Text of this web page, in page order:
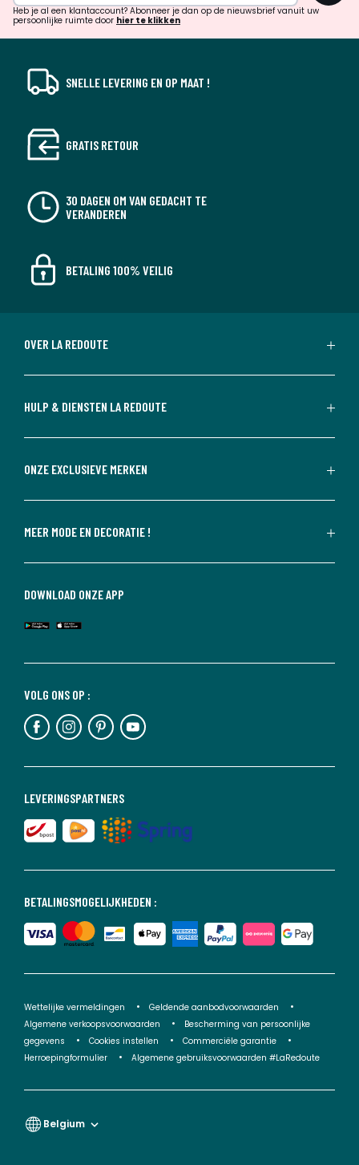
verrassingen?
Heb je al een klantaccount? Abonneer je dan op de nieuwsbrief vanuit uw
persoonlijke ruimte door hier te klikken
SNELLE LEVERING EN OP MAAT !
GRATIS RETOUR
30 DAGEN OM VAN GEDACHT TE
VERANDEREN
BETALING 100% VEILIG
OVER LA REDOUTE
HULP & DIENSTEN LA REDOUTE
ONZE EXCLUSIEVE MERKEN
MEER MODE EN DECORATIE !
BETALINGSMOGELIJKHEDEN :
LEVERINGSPARTNERS
VOLG ONS OP :
DOWNLOAD ONZE APP
Wettelijke vermeldingen
Geldende aanbodvoorwaarden
Algemene verkoopsvoorwaarden
Bescherming van persoonlijke
gegevens
Cookies instellen
Commerciële garantie
Herroepingformulier
Algemene gebruiksvoorwaarden #LaRedoute
Belgium